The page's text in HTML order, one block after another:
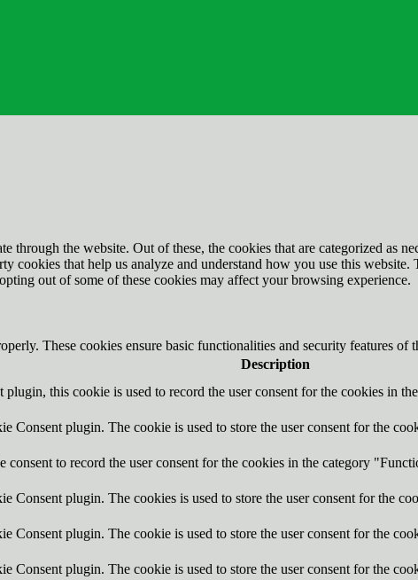
the website. Out of these, the cookies that are categorized as
cookies that help us analyze and understand how you use this
out of some of these cookies may affect your browsing experience.
These cookies ensure basic functionalities and security features of
Description
this cookie is used to record the user consent for the cookies in
Consent plugin. The cookie is used to store the user consent for the
to record the user consent for the cookies in the category
Consent plugin. The cookies is used to store the user consent for the
Consent plugin. The cookie is used to store the user consent for the
Consent plugin. The cookie is used to store the user consent for the